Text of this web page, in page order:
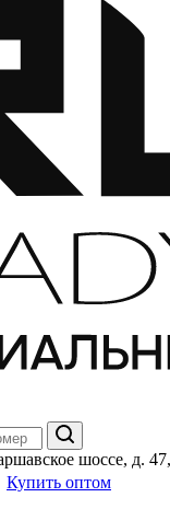
шоссе, д.
Купить оптом